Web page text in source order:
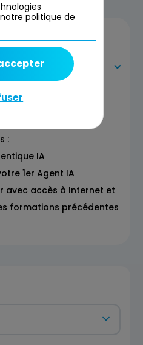
:
IA
1er Agent IA
avec accès à Internet et
formations précédentes
politique de